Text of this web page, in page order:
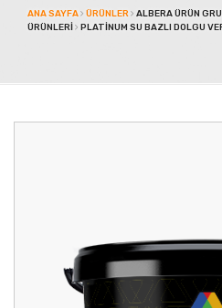
ANA SAYFA ÜRÜNLER ALBERA ÜRÜN
ÜRÜNLERI
PLATINUM SU BAZLI DOLGU